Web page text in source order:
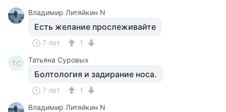
Владимир Литяйкин N
Есть желание прослеживайте
7 лет 1
ТС Татьяна Суровых
Болтология и задирание носа.
7 лет
1
Владимир Литяйкин N